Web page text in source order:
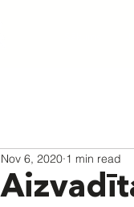
Nov 6, 2020 1 min read